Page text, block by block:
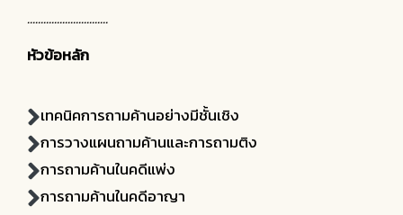
..............................
หัวข้อหลัก
เทคนิคการถามค้านอย่างมีชั้นเชิง
การวางแผนถามค้านและการถามติง
การถามค้านในคดีแพ่ง
การถามค้านในคดีอาญา